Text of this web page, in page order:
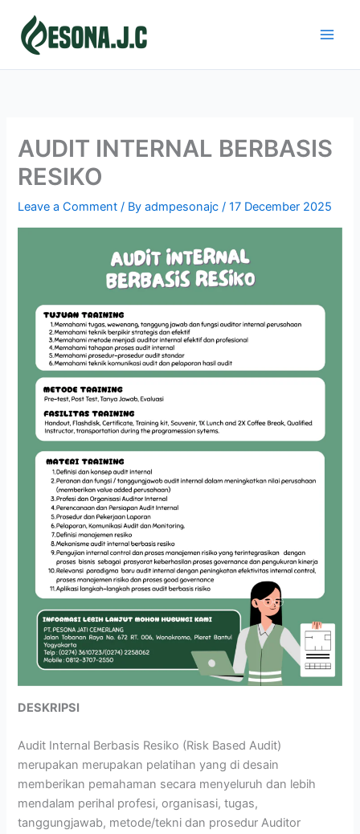
content
AUDIT INTERNAL BERBASIS
RESIKO
Leave a Comment / Byadmpesonajc/17 December 2025
DESKRIPSI
Audit Internal Berbasis Resiko (Risk Based Audit)
merupakan merupakan pelatihan yang di desain
memberikan pemahaman secara menyeluruh dan lebih
mendalam perihal profesi, organisasi, tugas,
tanggungjawab, metode/tekni dan prosedur Auditor